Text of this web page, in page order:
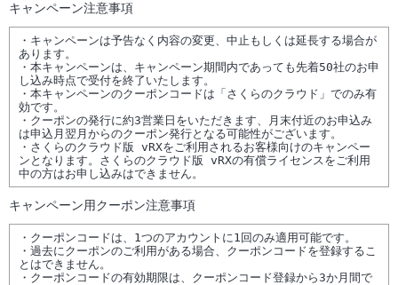
キャンペーン注意事項
・キャンペーンは予告なく内容の変更、中止もしくは延長する場合が
あります。
・本キャンペーンは、キャンペーン期間内であっても先着50社のお申
し込み時点で受付を終了いたします。
・本キャンペーンのクーポンコードは「さくらのクラウド」でのみ有
効です。
・クーポンの発行に約3営業日をいただきます、月末付近のお申込み
は申込月翌月からのクーポン発行となる可能性がございます。
・さくらのクラウド版 vRXをご利用されるお客様向けのキャンペー
ンとなります。さくらのクラウド版 vRXの有償ライセンスをご利用
キャンペーン用クーポン注意事項
・クーポンコードは、1つのアカウントに1回のみ適用可能です。
・過去にクーポンのご利用がある場合、クーポンコードを登録するこ
とはできません。
・クーポンコードの有効期限は、クーポンコード登録から3か月間で